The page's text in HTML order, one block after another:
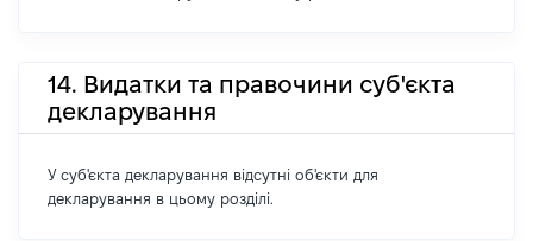
14. Видатки та правочини суб'єкта
декларування
У суб'єкта декларування відсутні об'єкти для
декларування в цьому розділі.